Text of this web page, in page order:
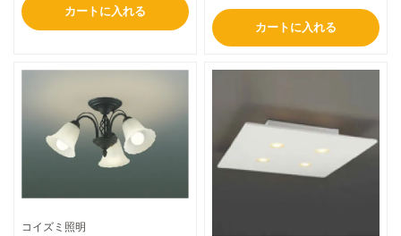
カートに入れる
カートに入れる
コイズミ照明